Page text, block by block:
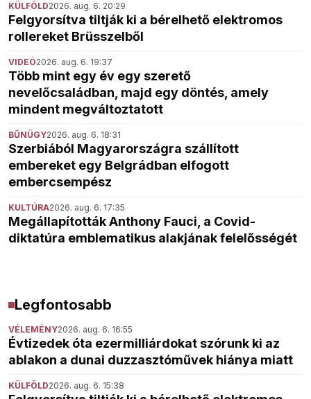
KÜLFÖLD2026. aug. 6. 20:29
Felgyorsítva tiltják ki a bérelhető elektromos
rollereket Brüsszelből
VIDEÓ2026. aug. 6. 19:37
Több mint egy év egy szerető
nevelőcsaládban, majd egy döntés, amely
mindent megváltoztatott
BŰNÜGY2026. aug. 6. 18:31
Szerbiából Magyarországra szállított
embereket egy Belgrádban elfogott
embercsempész
KULTÚRA2026. aug. 6. 17:35
Megállapították Anthony Fauci, a Covid-
diktatúra emblematikus alakjának felelősségét
Legfontosabb
VÉLEMÉNY2026. aug. 6. 16:55
Évtizedek óta ezermilliárdokat szórunk ki az
ablakon a dunai duzzasztóművek hiánya miatt
KÜLFÖLD2026. aug. 6. 15:38